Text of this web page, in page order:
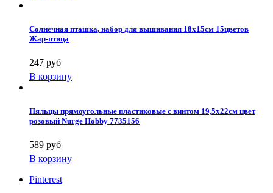
Солнечная пташка, набор для вышивания 18х15см 15цветов
Жар-птица
247 руб
В корзину
Пяльцы прямоугольные пластиковые с винтом 19,5х22см цвет
розовый Nurge Hobby 7735156
589 руб
В корзину
Pinterest